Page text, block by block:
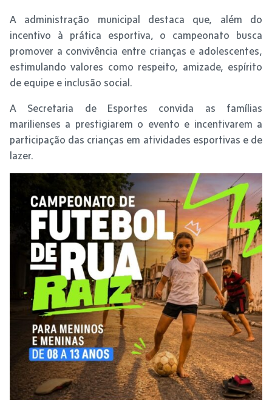
A administração municipal destaca que, além do
incentivo à prática esportiva, o campeonato busca
promover a convivência entre crianças e adolescentes,
estimulando valores como respeito, amizade, espírito
de equipe e inclusão social.
A Secretaria de Esportes convida as famílias
marilienses a prestigiarem o evento e incentivarem a
participação das crianças em atividades esportivas e de
lazer.